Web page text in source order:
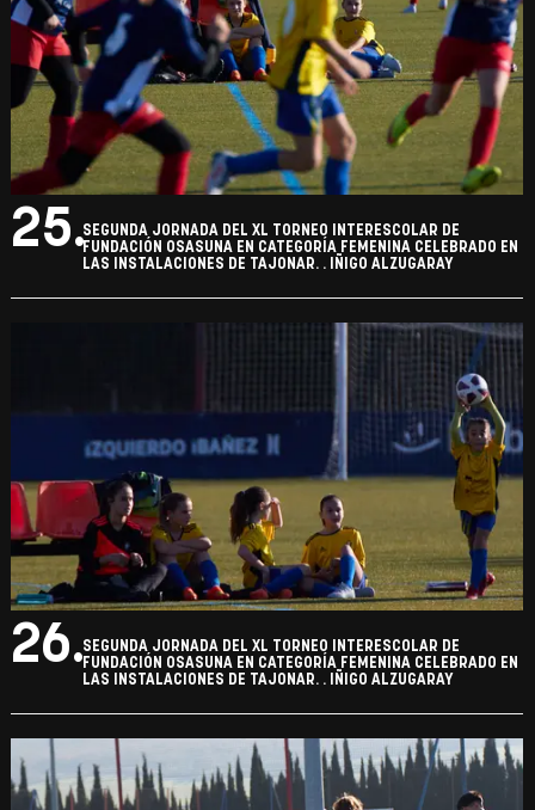
25.SEGUNDA JORNADA DEL XL TORNEO INTERESCOLAR DE
FUNDACIÓN OSASUNA EN CATEGORÍA FEMENINA CELEBRADO EN
LAS INSTALACIONES DE TAJONAR. . IÑIGO ALZUGARAY
26.SEGUNDA JORNADA DEL XL TORNEO INTERESCOLAR DE
FUNDACIÓN OSASUNA EN CATEGORÍA FEMENINA CELEBRADO EN
LAS INSTALACIONES DE TAJONAR. . IÑIGO ALZUGARAY